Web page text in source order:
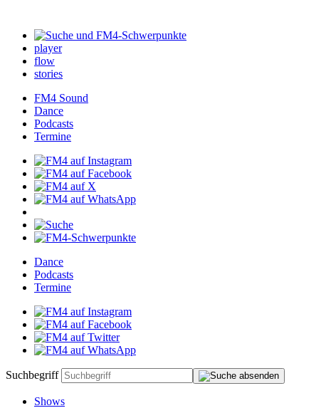
player
flow
stories
FM4Sound
Dance
Podcasts
Termine
Dance
Podcasts
Termine
Suchbegriff
Shows